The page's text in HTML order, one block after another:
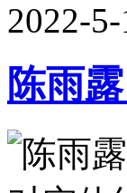
2022-
陈雨